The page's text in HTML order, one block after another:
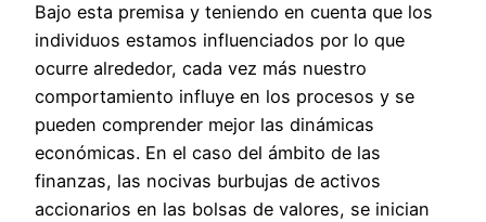
Bajo esta premisa y teniendo en cuenta que los
individuos estamos influenciados por lo que
ocurre alrededor, cada vez más nuestro
comportamiento influye en los procesos y se
pueden comprender mejor las dinámicas
económicas. En el caso del ámbito de las
finanzas, las nocivas burbujas de activos
accionarios en las bolsas de valores, se inician